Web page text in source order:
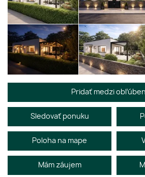
Pridať medzi
Sledovať ponuku
Poloha na mape
Mám záujem